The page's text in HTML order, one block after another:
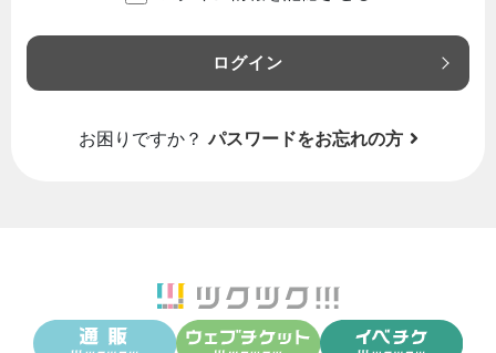
ログイン
お困りですか？ パスワードをお忘れの方